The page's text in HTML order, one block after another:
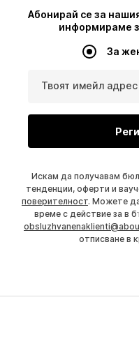
Абонирай се за
информираме
За
Твоят имейл адрес
Искам да получавам
тенденции, оферти и
поверителност. Можете
време с действие за в
отписване в